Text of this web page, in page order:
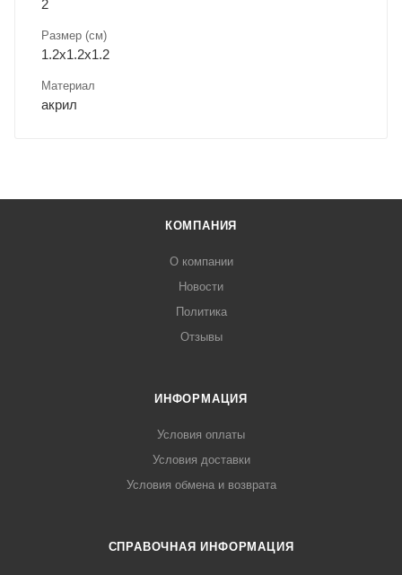
2
Размер (см)
1.2х1.2х1.2
Материал
акрил
КОМПАНИЯ
О компании
Новости
Политика
Отзывы
ИНФОРМАЦИЯ
Условия оплаты
Условия доставки
Условия обмена и возврата
СПРАВОЧНАЯ ИНФОРМАЦИЯ